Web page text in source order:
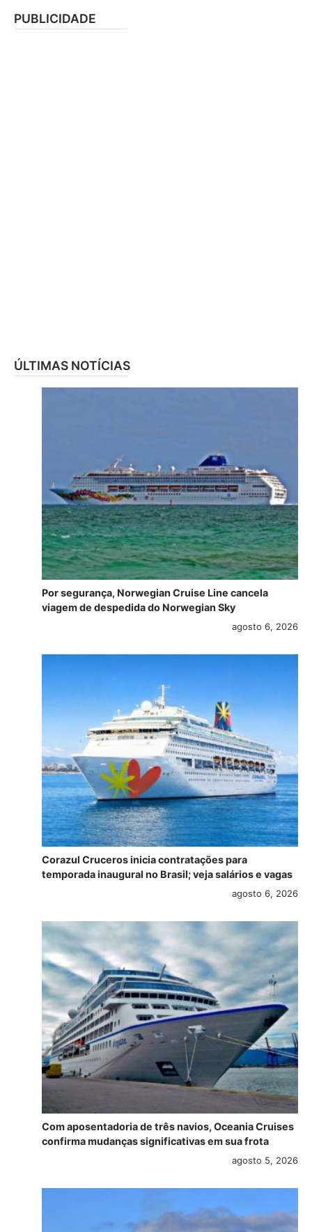
PUBLICIDADE
ÚLTIMAS NOTÍCIAS
Por segurança, Norwegian Cruise Line cancela
viagem de despedida do Norwegian Sky
agosto 6, 2026
Corazul Cruceros inicia contratações para
temporada inaugural no Brasil; veja salários e vagas
agosto 6, 2026
Com aposentadoria de três navios, Oceania Cruises
confirma mudanças significativas em sua frota
agosto 5, 2026